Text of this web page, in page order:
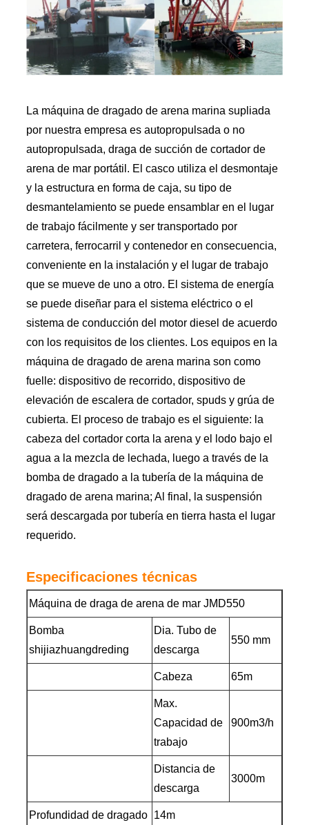
La máquina de dragado de arena marina supliada
por nuestra empresa es autopropulsada o no
autopropulsada, draga de succión de cortador de
arena de mar portátil. El casco utiliza el desmontaje
y la estructura en forma de caja, su tipo de
desmantelamiento se puede ensamblar en el lugar
de trabajo fácilmente y ser transportado por
carretera, ferrocarril y contenedor en consecuencia,
conveniente en la instalación y el lugar de trabajo
que se mueve de uno a otro. El sistema de energía
se puede diseñar para el sistema eléctrico o el
sistema de conducción del motor diesel de acuerdo
con los requisitos de los clientes. Los equipos en la
máquina de dragado de arena marina son como
fuelle: dispositivo de recorrido, dispositivo de
elevación de escalera de cortador, spuds y grúa de
cubierta. El proceso de trabajo es el siguiente: la
cabeza del cortador corta la arena y el lodo bajo el
agua a la mezcla de lechada, luego a través de la
bomba de dragado a la tubería de la máquina de
dragado de arena marina; Al final, la suspensión
será descargada por tubería en tierra hasta el lugar
requerido.
Especificaciones técnicas
Máquina de draga de arena de mar JMD550
Bomba
shijiazhuangdreding
Dia. Tubo de
descarga
550 mm
Cabeza 65m
Max.
Capacidad de
trabajo
900m3/h
Distancia de
descarga
3000m
Profundidad de dragado 14m